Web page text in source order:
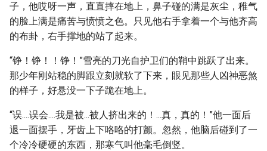
子，他哎呀一声，直直摔在地上，鼻子碰的满是灰尘，稚气
的脸上满是痛苦与愤愤之色。只见他右手拿着一个与他齐高
的布卦，右手撑地的站了起来。
“铮！铮！！铮！”雪亮的刀光自护卫们的鞘中跳跃了出来。
那少年刚站稳的脚跟立刻就软了下来，眼见那些人凶神恶煞
的样子，好悬没一下子跪在地上。
“误....误会....我是被...被人挤出来的！...真，真的！”他一面后
退一面摆手，牙齿上下咯咯的打颤。忽然，他脑后碰到了一
个冷冷硬硬的东西，那寒气叫他毫毛倒竖。